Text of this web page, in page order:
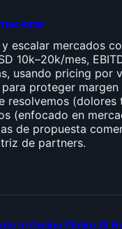
escalar mercados
10k–20k/mes,
usando pricing por
proteger margen
resolvemos (dolores
(enfocado en
de propuesta
de partners.
In Online Plinko At